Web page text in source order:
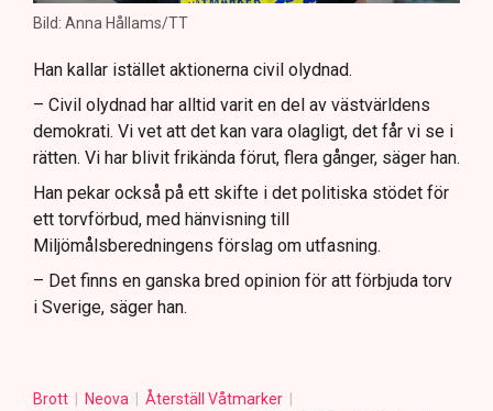
Bild: Anna Hållams/TT
Han kallar istället aktionerna civil olydnad.
– Civil olydnad har alltid varit en del av västvärldens
demokrati. Vi vet att det kan vara olagligt, det får vi se i
rätten. Vi har blivit frikända förut, flera gånger, säger han.
Han pekar också på ett skifte i det politiska stödet för
ett torvförbud, med hänvisning till
Miljömålsberedningens förslag om utfasning.
– Det finns en ganska bred opinion för att förbjuda torv
i Sverige, säger han.
Brott Neova
Återställ Våtmarker